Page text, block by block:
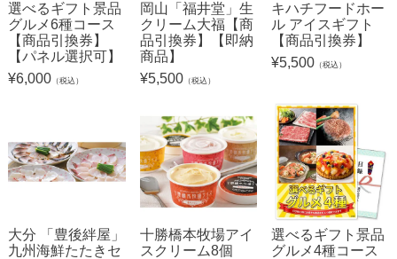
選べるギフト景品
グルメ6種コース
【商品引換券】
【パネル選択可】
¥6,000（税込）
岡山「福井堂」生
クリーム大福【商
品引換券】【即納
商品】
¥5,500（税込）
キハチフードホー
ル アイスギフト
【商品引換券】
¥5,500 （税込）
大分 「豊後絆屋」
九州海鮮たたきセ
十勝橋本牧場アイ
スクリーム8個
選べるギフト景品
グルメ4種コース